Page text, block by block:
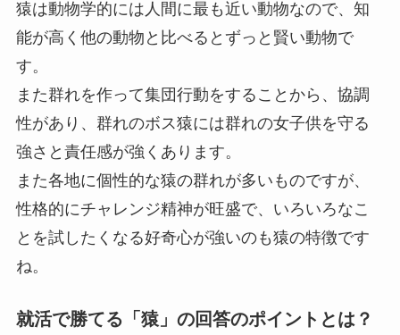
猿は動物学的には人間に最も近い動物なので、知
能が高く他の動物と比べるとずっと賢い動物で
す。
また群れを作って集団行動をすることから、協調
性があり、群れのボス猿には群れの女子供を守る
強さと責任感が強くあります。
また各地に個性的な猿の群れが多いものですが、
性格的にチャレンジ精神が旺盛で、いろいろなこ
とを試したくなる好奇心が強いのも猿の特徴です
ね。
就活で勝てる「猿」の回答のポイントとは？